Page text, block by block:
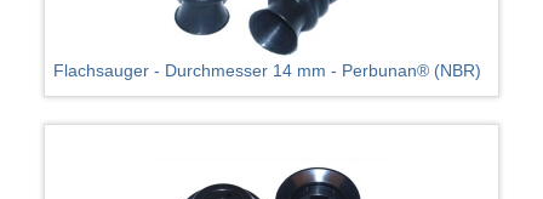
Flachsauger - Durchmesser 14 mm - Perbunan® (NBR)